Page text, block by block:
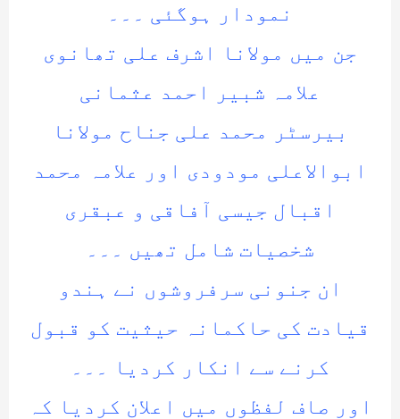
نمودار ہوگئی ۔۔۔
جن میں مولانا اشرف علی تھانوی
علامہ شبیر احمد عثمانی
بیرسٹر محمد علی جناح مولانا
ابوالاعلی مودودی اور علامہ محمد
اقبال جیسی آفاقی و عبقری
شخصیات شامل تھیں ۔۔۔
ان جنونی سرفروشوں نے ہندو
قیادت کی حاکمانہ حیثیت کو قبول
کرنے سے انکار کردیا ۔۔۔
اور صاف لفظوں میں اعلان کردیا کہ